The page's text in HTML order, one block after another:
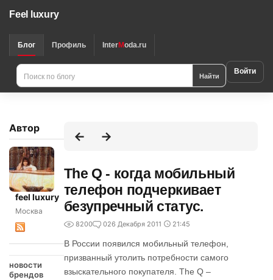
Feel luxury
Блог Профиль InterModa.ru
Найти Войти
Автор
feel luxury
Москва
новости
брендов
The Q - когда мобильный
телефон подчеркивает
безупречный статус.
8200 026 Декабря 2011 21:45
В России появился мобильный телефон,
призванный утолить потребности самого
взыскательного покупателя. The Q –